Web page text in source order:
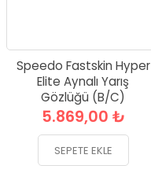
Speedo Fastskin Hyper
Elite Aynalı Yarış
Gözlüğü (B/C)
5.869,00 ₺
SEPETE EKLE